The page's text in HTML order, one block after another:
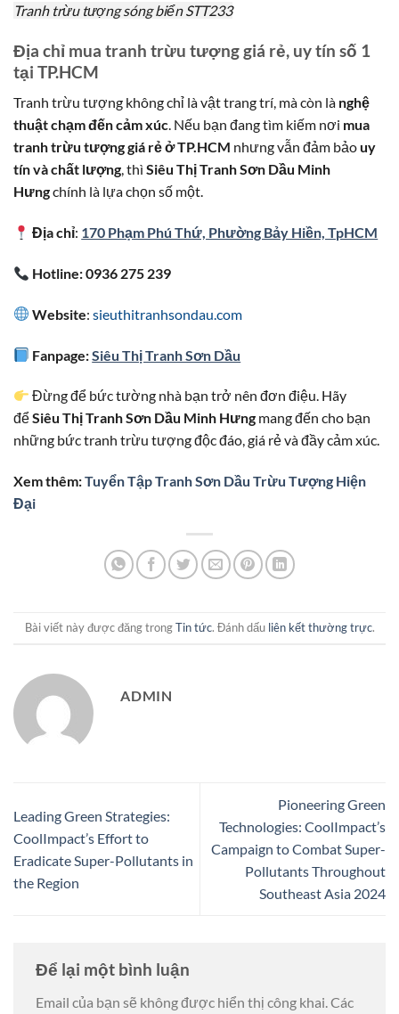
Tranh trừu tượng sóng biển STT233
Địa chỉ mua tranh trừu tượng giá rẻ, uy tín số 1
tại TP.HCM
Tranh trừu tượng không chỉ là vật trang trí, mà còn là nghệ
thuật chạm đến cảm xúc. Nếu bạn đang tìm kiếm nơi mua
tranh trừu tượng giá rẻ ở TP.HCM nhưng vẫn đảm bảouy
tín và chất lượng, thì Siêu Thị Tranh Sơn Dầu Minh
Hưngchính là lựa chọn số một.
Địa chỉ: 170 Phạm Phú Thứ, Phường Bảy Hiền, TpHCM
Hotline: 0936 275 239
Website:sieuthitranhsondau.com
Fanpage:Siêu Thị Tranh Sơn Dầu
Đừng để bức tường nhà bạn trở nên đơn điệu. Hãy
đểSiêu Thị Tranh Sơn Dầu Minh Hưng mang đến cho bạn
những bức tranh trừu tượng độc đáo, giá rẻ và đầy cảm xúc.
Xem thêm:Tuyển Tập Tranh Sơn Dầu Trừu Tượng Hiện
Đại
Bài viết này được đăng trongTin tức. Đánh dấu liên kết thường trực.
ADMIN
Leading Green Strategies:
CoolImpact’s Effort to
Eradicate Super-Pollutants in
the Region
Pioneering Green
Technologies: CoolImpact’s
Campaign to Combat Super-
Pollutants Throughout
Southeast Asia 2024
Để lại một bình luận
Email của bạn sẽ không được hiển thị công khai.Các